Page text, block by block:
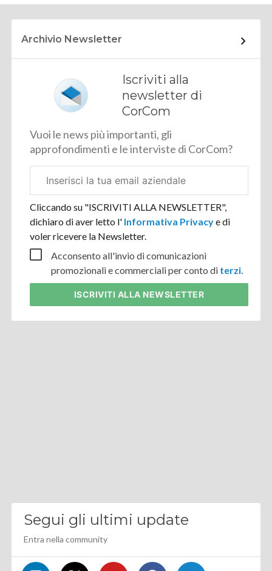
Archivio Newsletter
Iscriviti alla
newsletter di
CorCom
Vuoi le news più importanti, gli
approfondimenti e le interviste di CorCom?
aziendale
Cliccando su "ISCRIVITI ALLA NEWSLETTER",
dichiaro di aver letto l' Informativa Privacye di
voler ricevere la Newsletter.
Acconsento all'invio di comunicazioni
promozionali e commerciali per conto di terzi.
ISCRIVITI ALLA NEWSLETTER
Segui gli ultimi update
Entra nella community